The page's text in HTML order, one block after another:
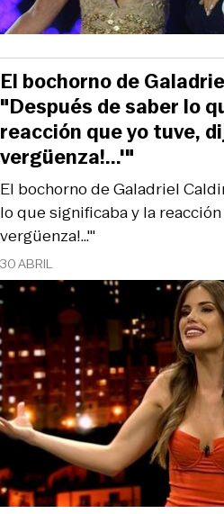
30 ABRIL
El bochorno de Galadriel
lo que significaba y la
vergüenza!...'"
El bochorno de
"Después de saber lo
reacción que yo tuve,
vergüenza!...'"